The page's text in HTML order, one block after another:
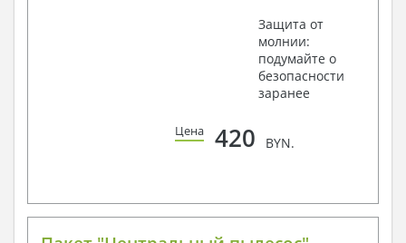
Защита от
молнии:
подумайте о
безопасности
заранее
Цена 420 BYN.